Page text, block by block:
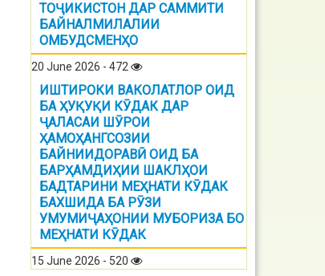
ТОҶИКИСТОН ДАР САММИТИ
БАЙНАЛМИЛАЛИИ
ОМБУДСМЕНҲО
20 June 2026 - 472
ИШТИРОКИ ВАКОЛАТЛОР ОИД
БА ҲУҚУҚИ КӮДАК ДАР
ҶАЛАСАИ ШӮРОИ
ҲАМОҲАНГСОЗИИ
БАЙНИИДОРАВӢ ОИД БА
БАРҲАМДИҲИИ ШАКЛҲОИ
БАДТАРИНИ МЕҲНАТИ КӮДАК
БАХШИДА БА РӮЗИ
УМУМИҶАҲОНИИ МУБОРИЗА БО
МЕҲНАТИ КӮДАК
15 June 2026 - 520